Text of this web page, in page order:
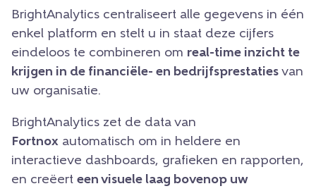
BrightAnalytics centraliseert alle gegevens in één
enkel platform en stelt u in staat deze cijfers
eindeloos te combineren om real-time inzicht te
krijgen in de financiële- en bedrijfsprestaties van
uw organisatie.
BrightAnalytics zet de data van
Fortnox automatisch om in heldere en
interactieve dashboards, grafieken en rapporten,
en creëert een visuele laag bovenop uw